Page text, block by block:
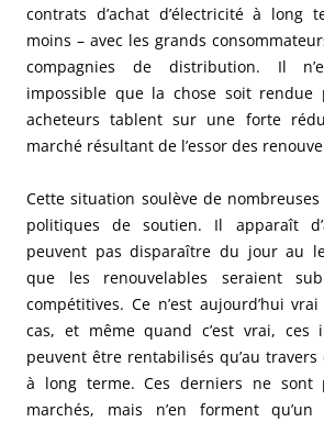
contrats d’achat d’électricité à long
moins – avec les grands
compagnies de distribution. Il
impossible que la chose soit
acheteurs tablent sur une forte
marché résultant de l’essor des
Cette situation soulève de
politiques de soutien. Il apparaît
peuvent pas disparaître du jour au
que les renouvelables seraient
compétitives. Ce n’est aujourd’hui
cas, et même quand c’est vrai, ces
peuvent être rentabilisés qu’au travers
à long terme. Ces derniers ne sont
marchés, mais n’en forment qu’un